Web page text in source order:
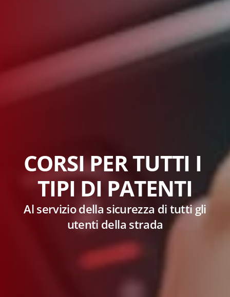
CORSIPERTUTTI I
TIPI DI PATENTI
Al servizio della sicurezza di tutti gli
utenti della strada